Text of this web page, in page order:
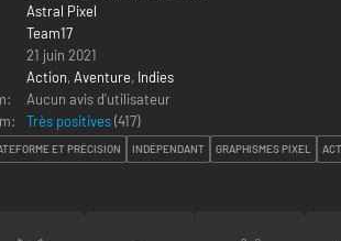
Astral Pixel
Team17
21 juin 2021
Action, Aventure, Indies
Aucun avis d'utilisateur
Très positives(417)
ET PRÉCISION INDÉPENDANT GRAPHISMES PIXEL